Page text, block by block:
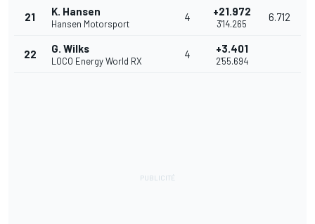
21 K. Hansen
Hansen Motorsport
4 +21.972
3'14.265
6.712
22 G. Wilks
LOCO Energy World RX
4 +3.401
2'55.694